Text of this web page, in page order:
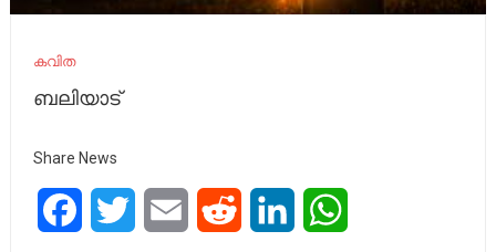
കവിത
ബലിയാട്
Share News
FacebookTwitter Email Reddit LinkedIn